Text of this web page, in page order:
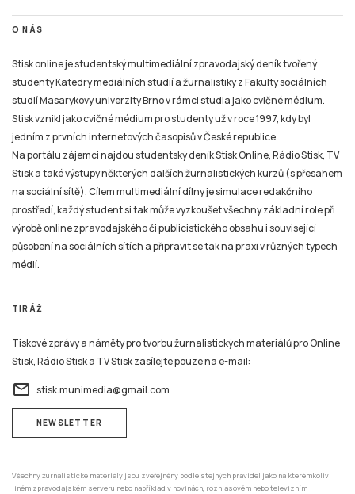
O NÁS
Stisk online je studentský multimediální zpravodajský deník tvořený
studenty Katedry mediálních studií a žurnalistiky z Fakulty sociálních
studií Masarykovy univerzity Brno v rámci studia jako cvičné médium.
Stisk vznikl jako cvičné médium pro studenty už v roce 1997, kdy byl
jedním z prvních internetových časopisů v České republice.
Na portálu zájemci najdou studentský deník Stisk Online, Rádio Stisk, TV
Stisk a také výstupy některých dalších žurnalistických kurzů (s přesahem
na sociální sítě). Cílem multimediální dílny je simulace redakčního
prostředí, každý student si tak může vyzkoušet všechny základní role při
výrobě online zpravodajského či publicistického obsahu i související
působení na sociálních sítích a připravit se tak na praxi v různých typech
médií.
TIRÁŽ
Tiskové zprávy a náměty pro tvorbu žurnalistických materiálů pro Online
Stisk, Rádio Stisk a TV Stisk zasílejte pouze na e-mail:
email stisk.munimedia@gmail.com
NEWSLETTER
Všechny žurnalistické materiály jsou zveřejněny podle stejných pravidel jako na kterémkoliv
jiném zpravodajském serveru nebo například v novinách, rozhlasovém nebo televizním